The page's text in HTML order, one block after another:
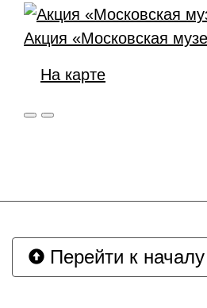
Акция «Московская
На карте
Перейти к